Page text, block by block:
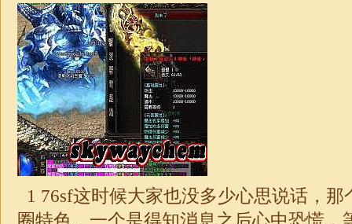
1 76sf这时候大家也没多少心思说话，